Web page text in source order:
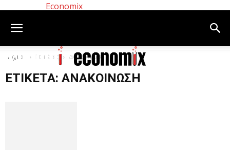
Economix
Αρχική Ετικέτες ανακοίνωση
ΕΤΙΚΈΤΑ: ΑΝΑΚΟΊΝΩΣΗ